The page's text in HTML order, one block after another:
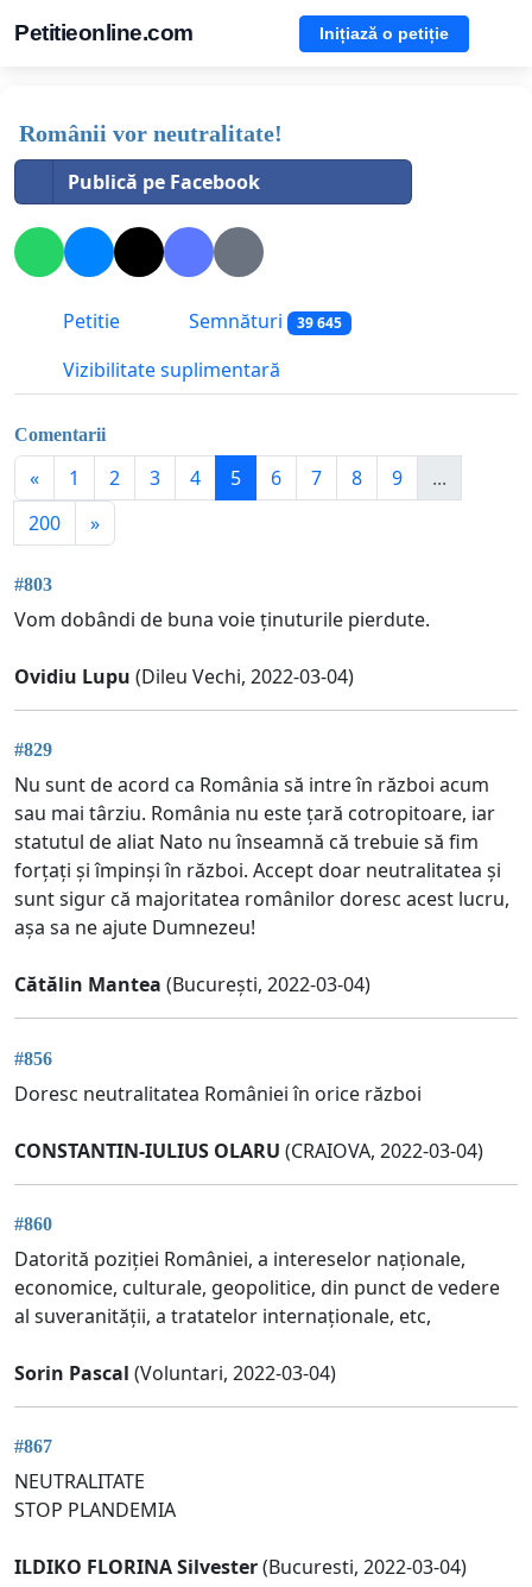
Petitieonline.com Inițiază o petiție
Românii vor neutralitate!
Publică pe Facebook
Petitie Semnături 39 645
Vizibilitate suplimentară
Comentarii
« 1 2 3 4 5 6 7 8 9
...
200
»
#803
Vom dobândi de buna voie ținuturile pierdute.
Ovidiu Lupu (Dileu Vechi, 2022-03-04)
#829
Nu sunt de acord ca România să intre în război acum
sau mai târziu. România nu este țară cotropitoare, iar
statutul de aliat Nato nu înseamnă că trebuie să fim
forțați și împinși în război. Accept doar neutralitatea și
sunt sigur că majoritatea românilor doresc acest lucru,
așa sa ne ajute Dumnezeu!
Cătălin Mantea (București, 2022-03-04)
#856
Doresc neutralitatea României în orice război
CONSTANTIN-IULIUS OLARU (CRAIOVA, 2022-03-04)
#860
Datorită poziției României, a intereselor naționale,
economice, culturale, geopolitice, din punct de vedere
al suveranității, a tratatelor internaționale, etc,
Sorin Pascal (Voluntari, 2022-03-04)
#867
NEUTRALITATE
STOP PLANDEMIA
ILDIKO FLORINA Silvester(Bucuresti, 2022-03-04)